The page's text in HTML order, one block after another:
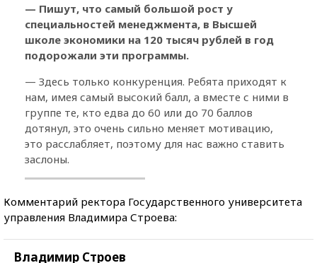
— Пишут, что самый большой рост у
специальностей менеджмента, в Высшей
школе экономики на 120 тысяч рублей в год
подорожали эти программы.
— Здесь только конкуренция. Ребята приходят к
нам, имея самый высокий балл, а вместе с ними в
группе те, кто едва до 60 или до 70 баллов
дотянул, это очень сильно меняет мотивацию,
это расслабляет, поэтому для нас важно ставить
заслоны.
Комментарий ректора Государственного университета
управления Владимира Строева:
Владимир Строев